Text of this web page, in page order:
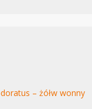
– żółw wonny